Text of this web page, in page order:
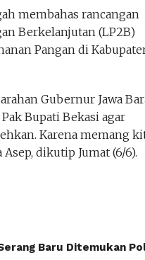
membahas rancangan
Berkelanjutan (LP2B)
Pangan di
Gubernur Jawa
Bupati Bekasi agar
Karena memang
dikutip Jumat (6/6).
Baru Ditemukan